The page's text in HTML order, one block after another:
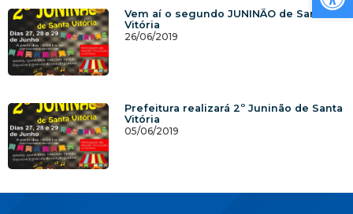
Vem aí o segundo JUNINÃO de Santa
Vitória
26/06/2019
Prefeitura realizará 2º Juninão de Santa
Vitória
05/06/2019